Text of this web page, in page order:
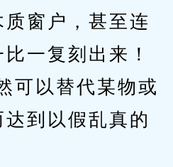
窗户，甚至连
一复刻出来！
以替代某物或
到以假乱真的